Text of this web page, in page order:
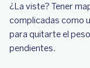
¿La viste? Tener
complicadas como
para quitarte el
pendientes.